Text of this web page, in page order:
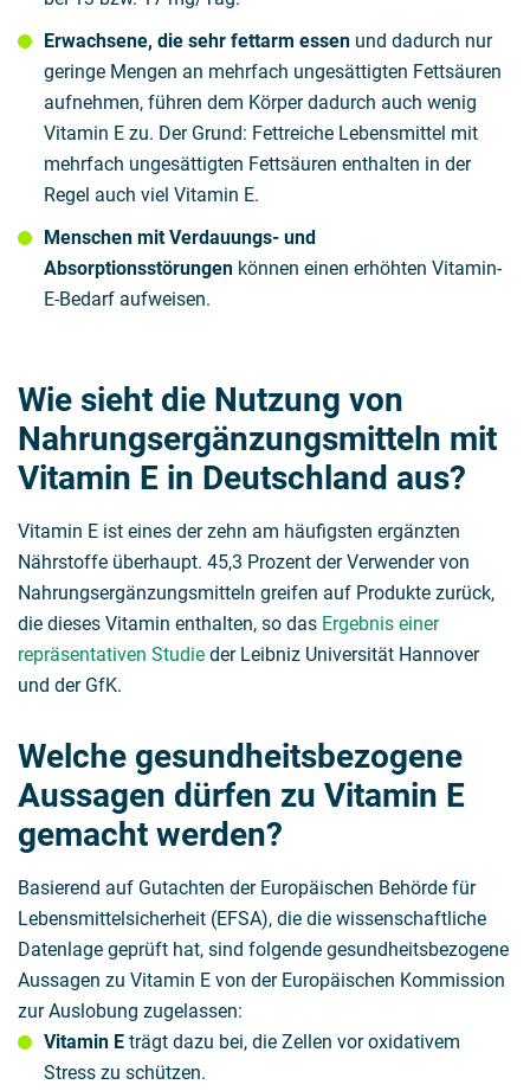
Erwachsene, die sehr fettarm essen und dadurch nur
geringe Mengen an mehrfach ungesättigten Fettsäuren
aufnehmen, führen dem Körper dadurch auch wenig
Vitamin E zu. Der Grund: Fettreiche Lebensmittel mit
mehrfach ungesättigten Fettsäuren enthalten in der
Regel auch viel Vitamin E.
Menschen mit Verdauungs- und
Absorptionsstörungen können einen erhöhten Vitamin-
E-Bedarf aufweisen.
Wie sieht die Nutzung von
Nahrungsergänzungsmitteln mit
Vitamin E in Deutschland aus?
Vitamin E ist eines der zehn am häufigsten ergänzten
Nährstoffe überhaupt. 45,3 Prozent der Verwender von
Nahrungsergänzungsmitteln greifen auf Produkte zurück,
die dieses Vitamin enthalten, so das Ergebnis einer
repräsentativen Studie der Leibniz Universität Hannover
und der GfK.
Welche gesundheitsbezogene
Aussagen dürfen zu Vitamin E
gemacht werden?
Basierend auf Gutachten der Europäischen Behörde für
Lebensmittelsicherheit (EFSA), die die wissenschaftliche
Datenlage geprüft hat, sind folgende gesundheitsbezogene
Aussagen zu Vitamin E von der Europäischen Kommission
zur Auslobung zugelassen:
Vitamin E trägt dazu bei, die Zellen vor oxidativem
Stress zu schützen.